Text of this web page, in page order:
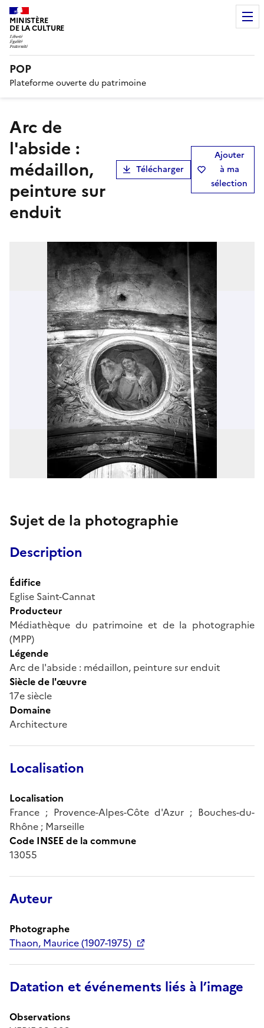
MINISTÈRE
DE LA CULTURE
POP
Plateforme ouverte du patrimoine
Arc de
l'abside :
médaillon,
peinture sur
enduit
Télécharger
Ajouter
à ma
sélection
Sujet de la photographie
Description
Édifice
Eglise Saint-Cannat
Producteur
Médiathèque du patrimoine et de la photographie
(MPP)
Légende
Arc de l'abside : médaillon, peinture sur enduit
Siècle de l'œuvre
17e siècle
Domaine
Architecture
Localisation
Localisation
France ; Provence-Alpes-Côte d'Azur ; Bouches-du-
Rhône ; Marseille
Code INSEE de la commune
13055
Auteur
Photographe
Thaon, Maurice (1907-1975)
Datation et événements liés à l’image
Observations